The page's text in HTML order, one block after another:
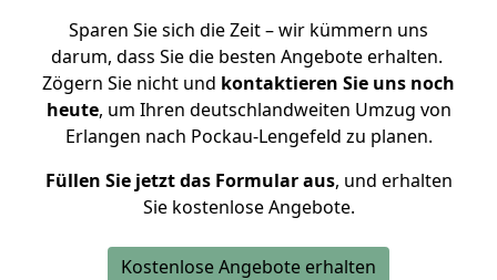
Sparen Sie sich die Zeit – wir kümmern uns
darum, dass Sie die besten Angebote erhalten.
Zögern Sie nicht und kontaktieren Sie uns noch
heute, um Ihren deutschlandweiten Umzug von
Erlangen nach Pockau-Lengefeld zu planen.
Füllen Sie jetzt das Formular aus, und erhalten
Sie kostenlose Angebote.
Kostenlose Angebote erhalten